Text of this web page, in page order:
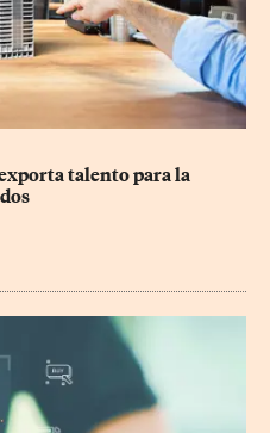
talento para la